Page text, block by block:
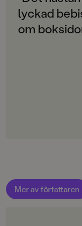
Svenska
lyckad
om
Mer av författaren